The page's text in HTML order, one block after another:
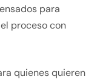
para
proceso con
quienes quieren